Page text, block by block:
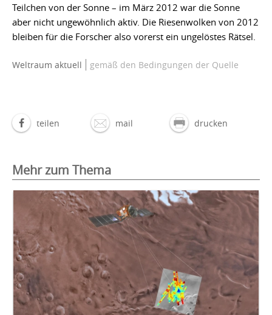
Teilchen von der Sonne – im März 2012 war die Sonne
aber nicht ungewöhnlich aktiv. Die Riesenwolken von 2012
bleiben für die Forscher also vorerst ein ungelöstes Rätsel.
Weltraum aktuell gemäß den Bedingungen der Quelle
teilen mail drucken
Mehr zum Thema